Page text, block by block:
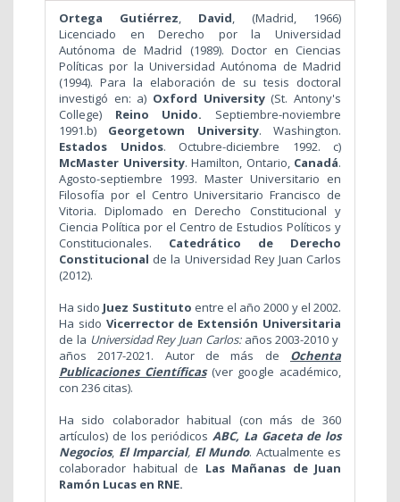
Ortega Gutiérrez, David, (Madrid, 1966)
Licenciado en Derecho por la Universidad
Autónoma de Madrid (1989). Doctor en Ciencias
Políticas por la Universidad Autónoma de Madrid
(1994). Para la elaboración de su tesis doctoral
investigó en: a) Oxford University(St. Antony's
College) Reino Unido.
Septiembre-noviembre
1991.b) Georgetown University.Washington.
Estados Unidos. Octubre-diciembre 1992. c)
McMaster University. Hamilton, Ontario, Canadá.
Agosto-septiembre 1993. Master Universitario en
Filosofía por el Centro Universitario Francisco de
Vitoria. Diplomado en Derecho Constitucional y
Ciencia Política por el Centro de Estudios Políticos y
Constitucionales. Catedrático de Derecho
Constitucional de la Universidad Rey Juan Carlos
(2012).
Ha sido Juez Sustituto entre el año 2000 y el 2002.
Ha sido Vicerrector de Extensión Universitaria
de la Universidad Rey Juan Carlos: años 2003-2010 y
años 2017-2021. Autor de más de Ochenta
Publicaciones Científicas(ver google académico,
con 236 citas).
Ha sido colaborador habitual (con más de 360
artículos) de los periódicos ABC, La Gaceta de los
Negocios, El Imparcial, El Mundo. Actualmente es
colaborador habitual de Las Mañanas de Juan
Ramón Lucas en RNE.